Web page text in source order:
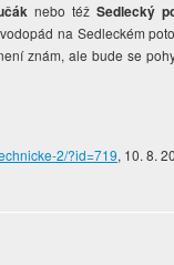
nebo téžSedlecký
na Sedleckém
znám, ale bude se
2/?id=719, 10. 8.